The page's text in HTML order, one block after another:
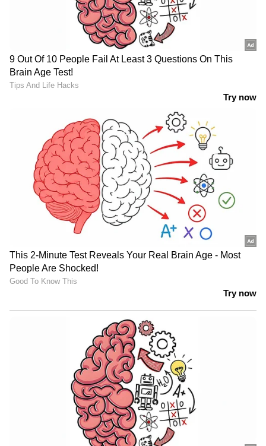
വിവാദത്തിൽ
കള്ളുഷാപ്പുകൾക്ക് ഇനി മുതൽ
ഭക്ഷ്യസുരക്ഷ ലൈസൻസ്
നിർബന്ധം
ദില്ലിയിൽ ശക്തമായ മഴ;
പലയിടത്തും ​ഗതാ​ഗതക്കുരുക്ക്